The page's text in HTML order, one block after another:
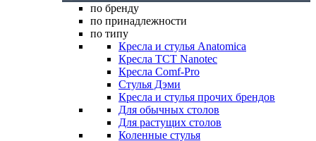
по бренду
по принадлежности
по типу
Кресла и стулья Anatomica
Кресла TCT Nanotec
Кресла Comf-Pro
Стулья Дэми
Кресла и стулья прочих брендов
Для обычных столов
Для растущих столов
Коленные стулья